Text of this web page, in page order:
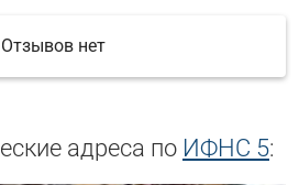
Отзывов нет
адреса по ИФНС 5: